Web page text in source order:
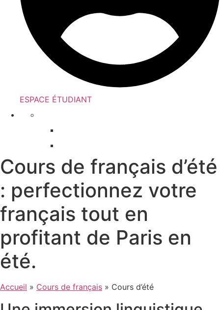
ESPACE ÉTUDIANT
Cours de français d’été
: perfectionnez votre
français tout en
profitant de Paris en
été.
Accueil » Cours de français » Cours d’été